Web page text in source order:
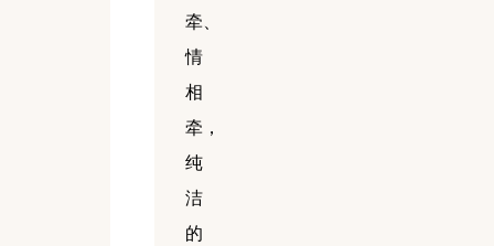
牵、
情
相
牵，
纯
洁
的